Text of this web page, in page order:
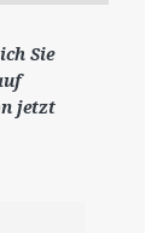
Sie
jetzt